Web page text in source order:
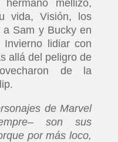
mellizo,
vida, Visión, los
Sam y Bucky en
lidiar con
allá del peligro de
de la
de Marvel
son sus
por más loco,